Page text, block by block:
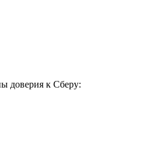
доверия к Сберу: